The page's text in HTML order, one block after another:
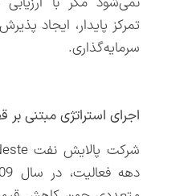
تمرکز پایدار، ایجاد
سرمایه‌گذاری.
اجرای استراتژی مبتنی